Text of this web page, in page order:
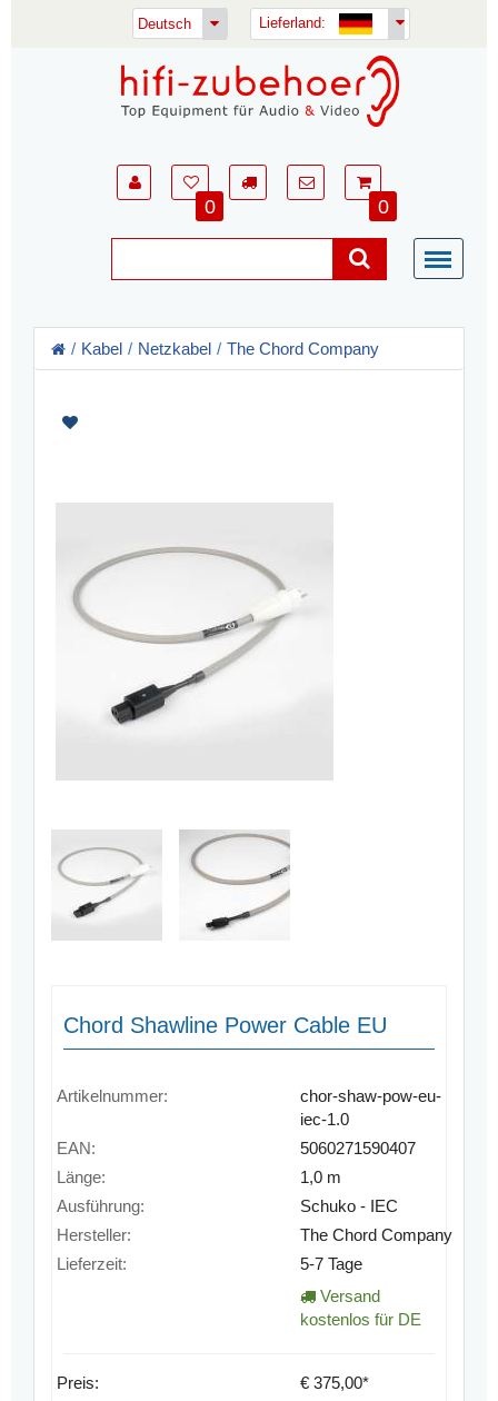
Deutsch Lieferland:
0 0
Kabel Netzkabel The Chord Company
Chord Shawline Power Cable EU
Artikelnummer:
chor-shaw-pow-eu-
iec-1.0
EAN:
5060271590407
Länge:
1,0 m
Ausführung:
Schuko - IEC
Hersteller:
The Chord Company
Lieferzeit:
5-7 Tage
Versand
kostenlos für DE
Preis:
€ 375,00*